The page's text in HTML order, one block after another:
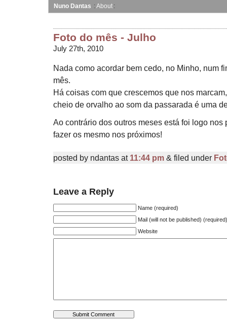
Nuno Dantas About
Foto do mês - Julho
July 27th, 2010
Nada como acordar bem cedo, no Minho, num
mês.
Há coisas com que crescemos que nos
cheio de orvalho ao som da passarada é uma
Ao contrário dos outros meses está foi logo
fazer os mesmo nos próximos!
posted by ndantas at 11:44 pm& filed under
Leave a Reply
Name (required)
Mail (will not be published) (required)
Website